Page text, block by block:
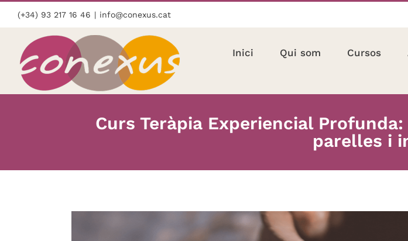
(+34) 93 217 16 46 | info@conexus.cat
Inici Qui som Cursos
Curs Teràpia Experiencial
parelles i